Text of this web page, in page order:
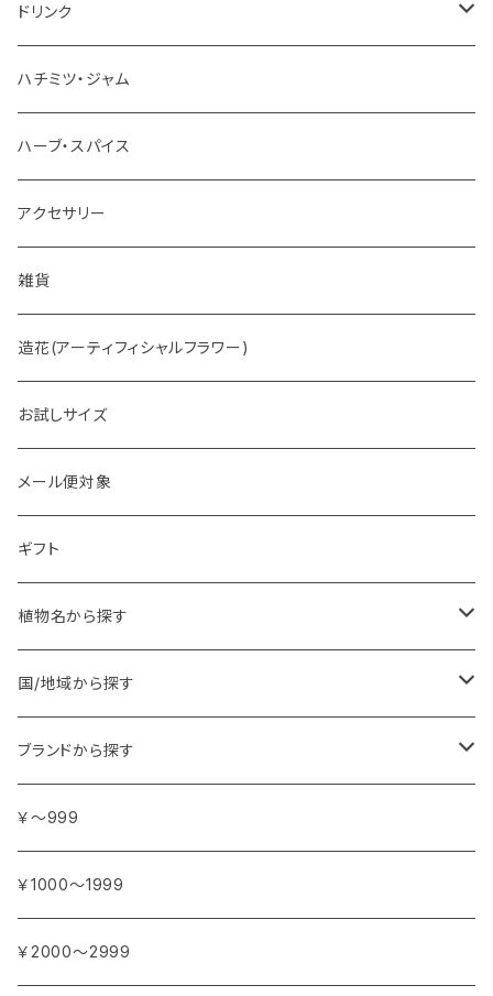
チョコレート
ドリンク
お茶
ホットチョコレート
ハチミツ・ジャム
ハーブ・スパイス
アクセサリー
雑貨
造花(アーティフィシャルフラワー)
お試しサイズ
メール便対象
ギフト
植物名から探す
ア行
アンジェリカ
イランイラン
カ行
ガーデニア (クチナシ)
カカオ
サ行
シダーウッド
シナモン
タ行
タイム
ナ行
国/地域から探す
ヨーロッパ
フランス
イタリア
アフリカ
ブルキナファソ
南アフリカ
アジア
トルコ
ブランドから探す
アトリエ・ボヌール・ドゥ・ジュール
アンティカ・ドルチェリア・ボナイユート
オウロシカ
￥～999
￥1000～1999
￥2000～2999